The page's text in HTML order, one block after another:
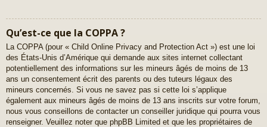
Qu’est-ce que la COPPA ?
La COPPA (pour « Child Online Privacy and Protection Act ») est une loi
des États-Unis d’Amérique qui demande aux sites internet collectant
potentiellement des informations sur les mineurs âgés de moins de 13
ans un consentement écrit des parents ou des tuteurs légaux des
mineurs concernés. Si vous ne savez pas si cette loi s’applique
également aux mineurs âgés de moins de 13 ans inscrits sur votre forum,
nous vous conseillons de contacter un conseiller juridique qui pourra vous
renseigner. Veuillez noter que phpBB Limited et que les propriétaires de